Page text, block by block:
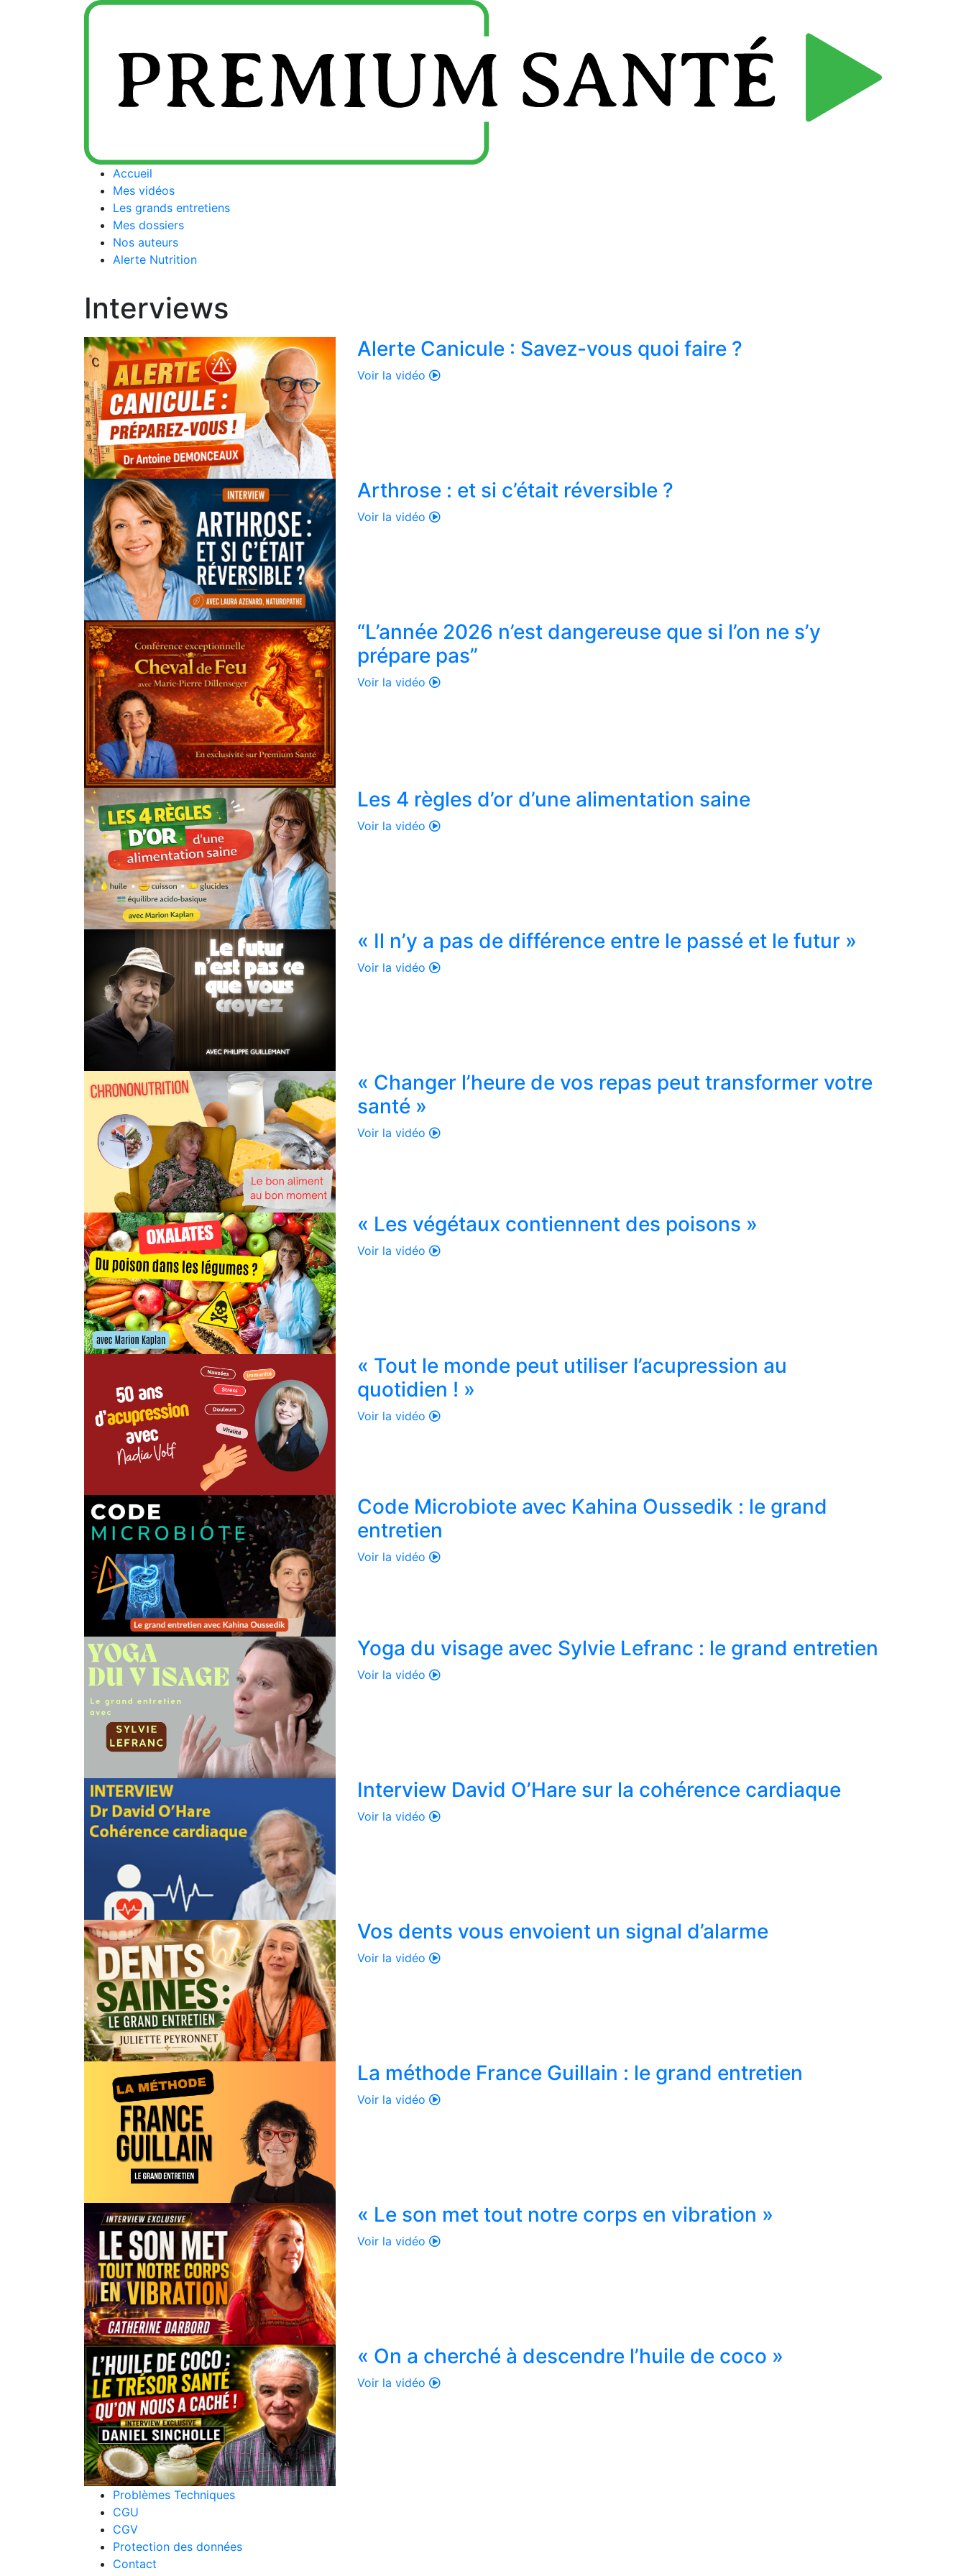
Accueil
Mes vidéos
Les grands entretiens
Mes dossiers
Nos auteurs
Alerte Nutrition
Interviews
Alerte Canicule : Savez-vous quoi faire ?
Voir la vidéo
Arthrose : et si c’était réversible ?
Voir la vidéo
“L’année 2026 n’est dangereuse que si l’on ne s’y
prépare pas”
Voir la vidéo
Les 4 règles d’or d’une alimentation saine
Voir la vidéo
« Il n’y a pas de différence entre le passé et le futur »
Voir la vidéo
« Changer l’heure de vos repas peut transformer votre
santé »
Voir la vidéo
« Les végétaux contiennent des poisons »
Voir la vidéo
« Tout le monde peut utiliser l’acupression au
quotidien ! »
Voir la vidéo
Code Microbiote avec Kahina Oussedik : le grand
entretien
Voir la vidéo
Yoga du visage avec Sylvie Lefranc : le grand entretien
Voir la vidéo
Interview David O’Hare sur la cohérence cardiaque
Voir la vidéo
Vos dents vous envoient un signal d’alarme
Voir la vidéo
La méthode France Guillain : le grand entretien
Voir la vidéo
« Le son met tout notre corps en vibration »
Voir la vidéo
« On a cherché à descendre l’huile de coco »
Voir la vidéo
Problèmes Techniques
CGU
CGV
Protection des données
Contact